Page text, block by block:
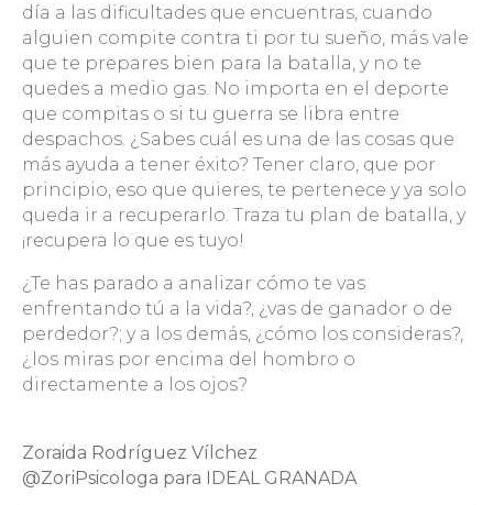
día a las dificultades que encuentras, cuando
alguien compite contra ti por tu sueño, más vale
que te prepares bien para la batalla, y no te
quedes a medio gas. No importa en el deporte
que compitas o si tu guerra se libra entre
despachos. ¿Sabes cuál es una de las cosas que
más ayuda a tener éxito? Tener claro, que por
principio, eso que quieres, te pertenece y ya solo
queda ir a recuperarlo. Traza tu plan de batalla, y
¡recupera lo que es tuyo!
¿Te has parado a analizar cómo te vas
enfrentando tú a la vida?, ¿vas de ganador o de
perdedor?; y a los demás, ¿cómo los consideras?,
¿los miras por encima del hombro o
directamente a los ojos?
Zoraida Rodríguez Vílchez
@ZoriPsicologa para IDEAL GRANADA